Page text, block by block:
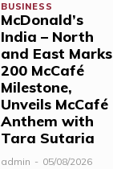
BUSINESS
McDonald’s
India – North
and East Marks
200 McCafé
Milestone,
Unveils McCafé
Anthem with
Tara Sutaria
admin - 05/08/2026